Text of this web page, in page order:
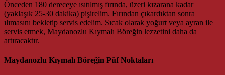
Önceden 180 dereceye ısıtılmış fırında, üzeri kızarana kadar
(yaklaşık 25-30 dakika) pişirelim. Fırından çıkardıktan sonra
ılımasını bekletip servis edelim. Sıcak olarak yoğurt veya ayran ile
servis etmek, Maydanozlu Kıymalı Böreğin lezzetini daha da
artıracaktır.
Maydanozlu Kıymalı Böreğin Püf Noktaları